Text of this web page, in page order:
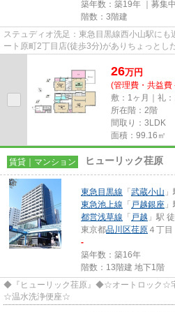
築年数：築19年 ｜募集中
階数：3階建
ステュディオ洗足：東急目黒線西小山駅に
ート原町2丁目店(徒歩3分)がありちょっとし
26万円
(管理費・共益費
敷：1ヶ月｜礼：
所在階：2階
間取り：3LDK
面積：99.16㎡
賃貸｜マンション ヒューリック荏原
東急目黒線 「 武蔵小山
東急池上線 「 戸越銀座
都営浅草線 「 戸越 」駅
東京都品川区荏原 ４丁目
-
築年数：築16年
階数：13階建 地下1階
◆『ヒューリック荏原』◆☆オートロック☆
☆温水洗浄便座☆